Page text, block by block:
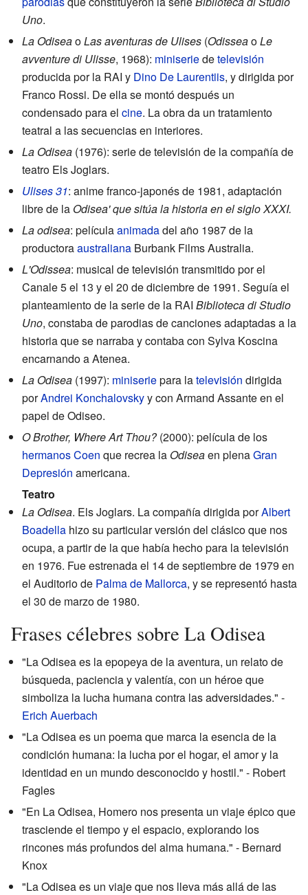
Uno.
La OdiseaoLas aventuras de Ulises (OdisseaoLe
avventure di Ulisse, 1968): miniseriedetelevisión
producida por la RAI y Dino De Laurentiis, y dirigida por
Franco Rossi. De ella se montó después un
condensado para el cine. La obra da un tratamiento
teatral a las secuencias en interiores.
La Odisea (1976): serie de televisión de la compañía de
teatro Els Joglars.
Ulises 31: anime franco-japonés de 1981, adaptación
libre de la Odisea' que sitúa la historia en el siglo XXXI.
La odisea: películaanimadadel año 1987 de la
productoraaustraliana Burbank Films Australia.
L'Odissea: musical de televisión transmitido por el
Canale 5 el 13 y el 20 de diciembre de 1991. Seguía el
planteamiento de la serie de la RAI Biblioteca di Studio
Uno, constaba de parodias de canciones adaptadas a la
historia que se narraba y contaba con Sylva Koscina
encarnando a Atenea.
La Odisea (1997): miniseriepara latelevisión dirigida
porAndrei Konchalovskyy con Armand Assante en el
papel de Odiseo.
O Brother, Where Art Thou?(2000): película de los
hermanos Coen que recrea la Odiseaen plenaGran
Depresión americana.
Teatro
La Odisea. Els Joglars. La compañía dirigida porAlbert
Boadella hizo su particular versión del clásico que nos
ocupa, a partir de la que había hecho para la televisión
en 1976. Fue estrenada el 14 de septiembre de 1979 en
el Auditorio de Palma de Mallorca, y se representó hasta
el 30 de marzo de 1980.
Frases célebres sobre La Odisea
"La Odisea es la epopeya de la aventura, un relato de
búsqueda, paciencia y valentía, con un héroe que
simboliza la lucha humana contra las adversidades." -
Erich Auerbach
"La Odisea es un poema que marca la esencia de la
condición humana: la lucha por el hogar, el amor y la
identidad en un mundo desconocido y hostil." - Robert
Fagles
"En La Odisea, Homero nos presenta un viaje épico que
trasciende el tiempo y el espacio, explorando los
rincones más profundos del alma humana." - Bernard
Knox
"La Odisea es un viaje que nos lleva más allá de las